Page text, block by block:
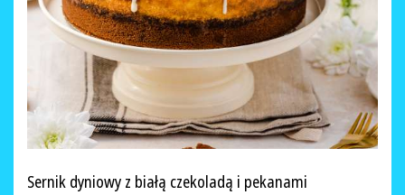
Sernik dyniowy z białą czekoladą i pekanami